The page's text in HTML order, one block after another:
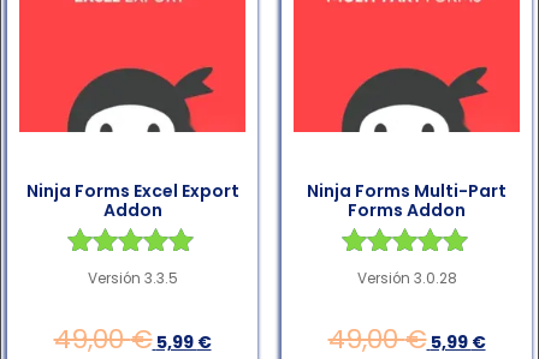
Ninja Forms Excel Export
Addon
Valorado en
de 5
Versión 3.3.5
49,00€ 5,99 €
Ninja Forms Multi-Part
Forms Addon
Valorado en
de 5
Versión 3.0.28
49,00€ 5,99 €